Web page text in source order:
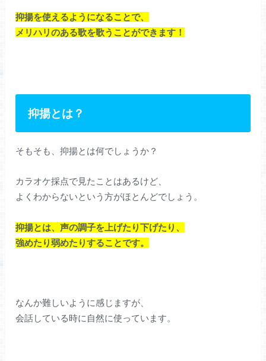
抑揚を使えるようになることで、
メリハリのある歌を歌うことができます！
抑揚とは？
そもそも、抑揚とは何でしょうか？
カラオケ採点で見たことはあるけど、
よくわからないという方がほとんどでしょう。
抑揚とは、声の調子を上げたり下げたり、
強めたり弱めたりすることです。
なんか難しいように感じますが、
会話している時に自然に使っています。